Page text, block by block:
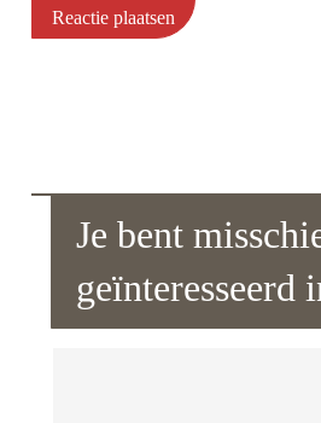
Je bent
geïnteresseerd